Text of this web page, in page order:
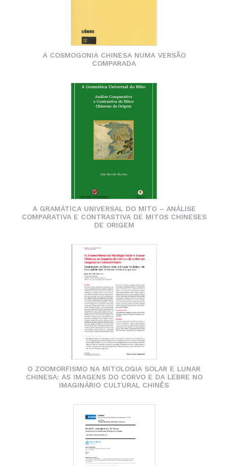
A COSMOGONIA CHINESA NUMA VERSÃO
COMPARADA
A GRAMÁTICA UNIVERSAL DO MITO – ANÁLISE
COMPARATIVA E CONTRASTIVA DE MITOS CHINESES
DE ORIGEM
O ZOOMORFISMO NA MITOLOGIA SOLAR E LUNAR
CHINESA: AS IMAGENS DO CORVO E DA LEBRE NO
IMAGINÁRIO CULTURAL CHINÊS